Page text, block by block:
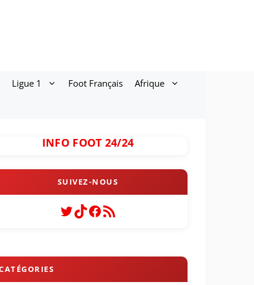
Ligue 1 Foot Français Afrique
INFO FOOT 24/24
Twitter
TikTok
Facebook
Flux RSS